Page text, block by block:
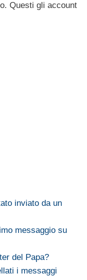
Questi gli account
inviato da un
messaggio su
del Papa?
i messaggi